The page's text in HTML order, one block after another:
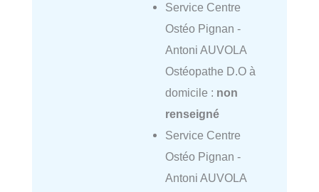
Service Centre
Ostéo Pignan -
Antoni AUVOLA
Ostéopathe D.O à
domicile : non
renseigné
Service Centre
Ostéo Pignan -
Antoni AUVOLA